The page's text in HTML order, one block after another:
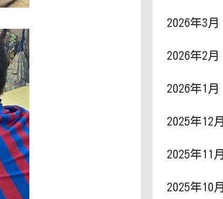
2026年3月
2026年2月
2026年1月
2025年12月
2025年11月
2025年10月